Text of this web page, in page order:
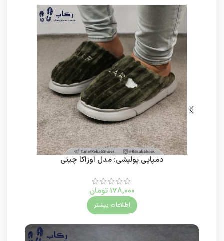
دمپایی پولیشی: مدل اوزاکا چینی
178,000تومان
اطلاعات بیشتر